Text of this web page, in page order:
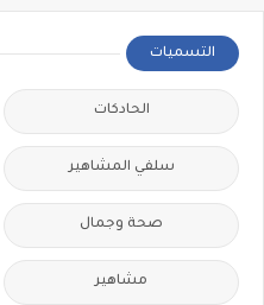
التسميات
الحادكات
سلفي المشاهير
صحة وجمال
مشاهير